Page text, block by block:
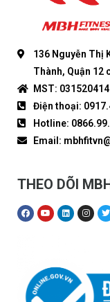
136 Nguyễn Thị
Thành, Quận 12
MST:
Điện thoại:
Hotline:
Email:
THEO DÕI